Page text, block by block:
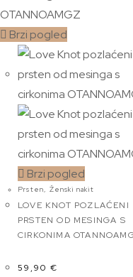
Brzi pogled
Brzi pogled
Prsten, Ženski nakit
LOVE KNOT POZLAĆENI
PRSTEN OD MESINGA S
CIRKONIMA
59,90 €